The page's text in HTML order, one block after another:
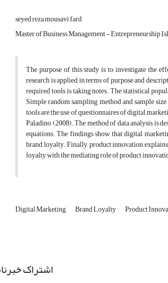
seyed reza mousavi fard
Master of Business Management - Entrepreneurship
The purpose of this study is to investigate the
research is applied in terms of purpose and
required tools is taking notes. The statistical
Simple random sampling method and sample
tools are the use of questionnaires of digital
Paladino (2008). The method of data analysis is
equations. The findings show that digital
brand loyalty. Finally, product innovation
loyalty with the mediating role of product
Digital Marketing Brand Loyalty Product
اشتراک